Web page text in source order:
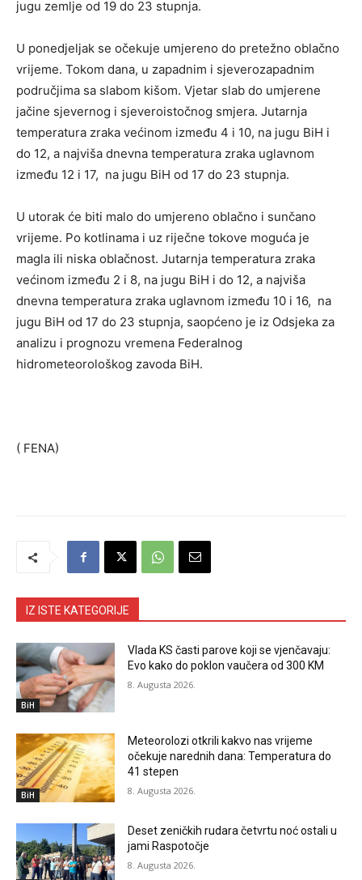
jugu zemlje od 19 do 23 stupnja.
U ponedjeljak se očekuje umjereno do pretežno oblačno
vrijeme. Tokom dana, u zapadnim i sjeverozapadnim
područjima sa slabom kišom. Vjetar slab do umjerene
jačine sjevernog i sjeveroistočnog smjera. Jutarnja
temperatura zraka većinom između 4 i 10, na jugu BiH i
do 12, a najviša dnevna temperatura zraka uglavnom
između 12 i 17, na jugu BiH od 17 do 23 stupnja.
U utorak će biti malo do umjereno oblačno i sunčano
vrijeme. Po kotlinama i uz riječne tokove moguća je
magla ili niska oblačnost. Jutarnja temperatura zraka
većinom između 2 i 8, na jugu BiH i do 12, a najviša
dnevna temperatura zraka uglavnom između 10 i 16, na
jugu BiH od 17 do 23 stupnja, saopćeno je iz Odsjeka za
analizu i prognozu vremena Federalnog
hidrometeorološkog zavoda BiH.
( FENA)
IZ ISTE KATEGORIJE
BiH
Vlada KS časti parove koji se vjenčavaju:
Evo kako do poklon vaučera od 300 KM
8. Augusta 2026.
BiH
Meteorolozi otkrili kakvo nas vrijeme
očekuje narednih dana: Temperatura do
41 stepen
8. Augusta 2026.
Deset zeničkih rudara četvrtu noć ostali u
jami Raspotočje
8. Augusta 2026.